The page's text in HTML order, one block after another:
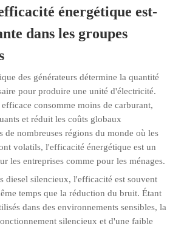
énergétique est-
dans les groupes
des générateurs détermine la quantité
pour produire une unité d'électricité.
consomme moins de carburant,
et réduit les coûts globaux
de nombreuses régions du monde où les
volatils, l'efficacité énergétique est un
les entreprises comme pour les ménages.
diesel silencieux, l'efficacité est souvent
temps que la réduction du bruit. Étant
dans des environnements sensibles, la
silencieux et d'une faible